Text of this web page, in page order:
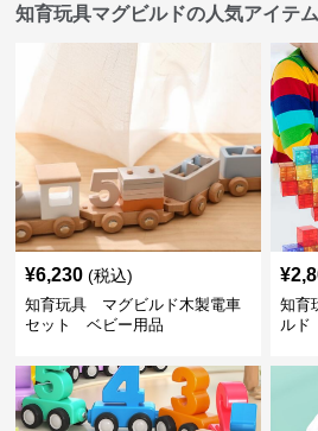
知育玩具マグビルドの人気アイテム
¥6,230 (税込)
知育玩具 マグビルド木製電車
セット ベビー用品
¥
知育
ルド